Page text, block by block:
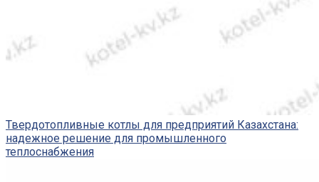
Твердотопливные котлы для предприятий Казахстана:
надежное решение для промышленного
теплоснабжения